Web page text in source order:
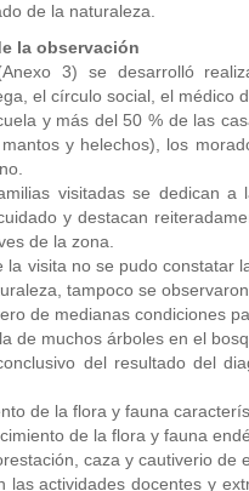
de la naturaleza.
la observación
3) se desarrolló
el círculo social, el médico
y más del 50 % de las
y helechos), los
visitadas se dedican a
y destacan
de la zona.
la visita no se pudo constatar
tampoco se
de medianas condiciones
de muchos árboles en el
del resultado del
de la flora y fauna
de la flora y fauna
caza y cautiverio de
las actividades docentes y